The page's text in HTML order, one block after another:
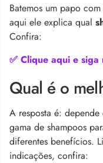
Batemos um papo
aqui ele explica qual
Confira:
✅ Clique aqui e
Qual é o
A resposta é:
gama de shampoos
diferentes benefícios.
indicações, confira: